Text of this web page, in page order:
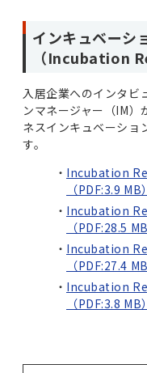
インキュベーシ
（Incubation
入居企業へのインタビ
ンマネージャー（IM
ネスインキュベーショ
す。
Incubation
（PDF:3.9 MB）
Incubation
（PDF:28.5 MB
Incubation
（PDF:27.4 MB
Incubation
（PDF:3.8 MB）